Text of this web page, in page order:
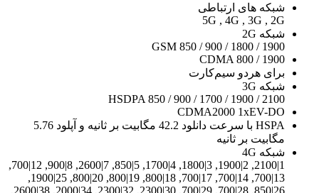
شبکه های ارتباطی
5G , 4G , 3G , 2G
شبکه 2G
GSM 850 / 900 / 1800 / 1900
CDMA 800 / 1900
برای هردو سیم‌کارت
شبکه 3G
HSDPA 850 / 900 / 1700 / 1900 / 2100
CDMA2000 1xEV-DO
HSPA با سرعت دانلود 42.2 مگابیت بر ثانیه و آپلود 5.76
مگابیت بر ثانیه
شبکه 4G
1|2100, 2|1900, 3|1800, 4|1700, 5|850, 7|2600, 8|900, 12|700,
13|700, 14|700, 17|700, 18|800, 19|800, 20|800, 25|1900,
26|850, 28|700, 29|700, 30|2300, 32|2300, 34|2000, 38|2600,